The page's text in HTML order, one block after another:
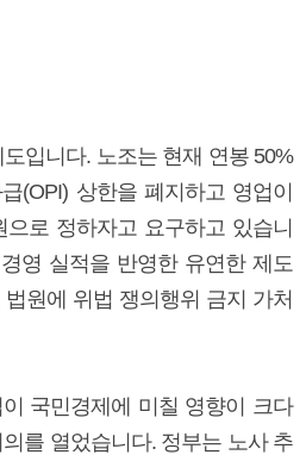
입니다. 노조는 현재 연봉 50%
(OPI) 상한을 폐지하고 영업이
로 정하자고 요구하고 있습니
영 실적을 반영한 유연한 제도
원에 위법 쟁의행위 금지 가처
국민경제에 미칠 영향이 크다
를 열었습니다. 정부는 노사 추